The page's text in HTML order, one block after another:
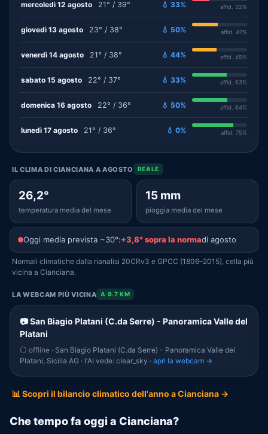
mercoledì 12 agosto 21° / 39° 💧 33% affid. 32%
giovedì 13 agosto 23° / 38° 💧 50% affid. 47%
venerdì 14 agosto 21° / 38° 💧 44% affid. 45%
sabato 15 agosto 22° / 37° 💧 33% affid. 63%
domenica 16 agosto 22° / 36° 💧 50% affid. 64%
lunedì 17 agosto 21° / 36° 💧 0% affid. 75%
IL CLIMA DI CIANCIANA A AGOSTO REALE
26,2°
temperatura media del mese
15 mm
pioggia media del mese
Oggi media prevista ~30°:+3,8° sopra la normadi agosto
Normali climatiche dalla rianalisi 20CRv3 e GPCC (1806–2015), cella più
vicina a Cianciana.
LA WEBCAM PIÙ VICINA A 9.7 KM
📷 San Biagio Platani (C.da Serre) - Panoramica Valle del
Platani
⚪ offline · San Biagio Platani (C.da Serre) - Panoramica Valle del
Platani, Sicilia AG · l'AI vede: clear_sky · apri la webcam →
📊 Scopri il bilancio climatico dell'anno a Cianciana →
Che tempo fa oggi a Cianciana?